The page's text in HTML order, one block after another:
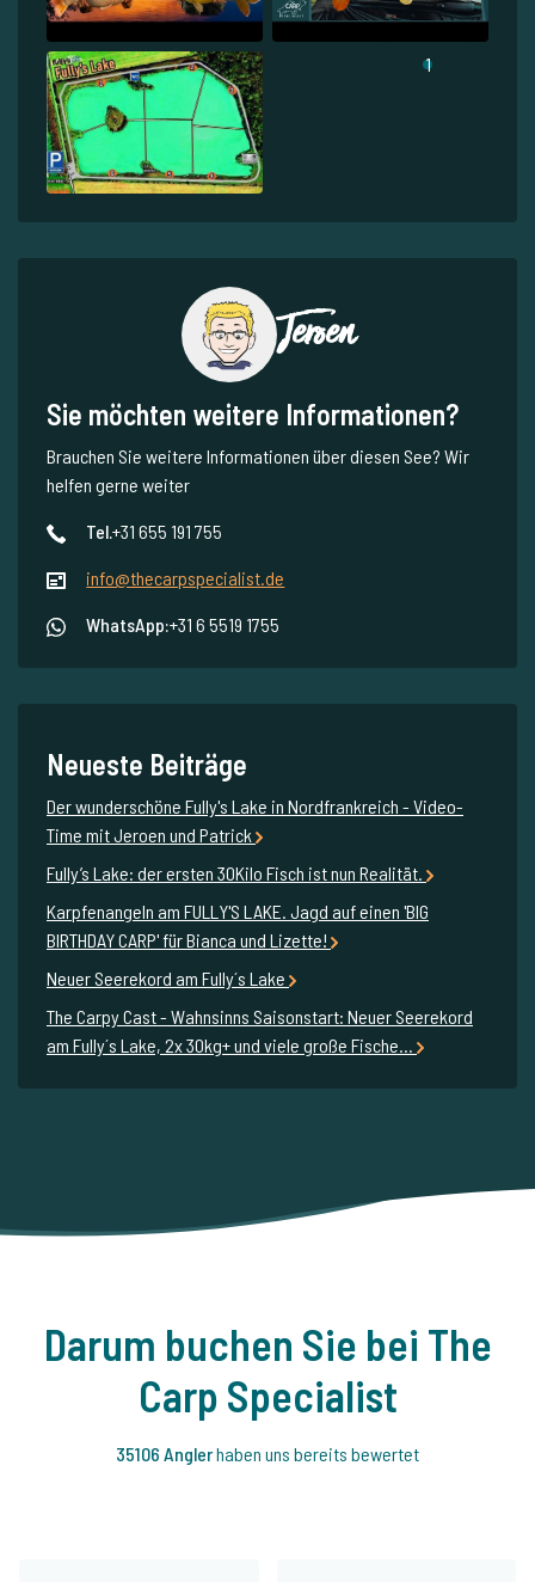
1
Jeroen
Sie möchten weitere Informationen?
Brauchen Sie weitere Informationen über diesen See? Wir
helfen gerne weiter
Tel.+31 655 191 755
info@thecarpspecialist.de
WhatsApp:+31 6 5519 1755
Neueste Beiträge
Der wunderschöne Fully's Lake in Nordfrankreich - Video-
Time mit Jeroen und Patrick
Fully’s Lake: der ersten 30Kilo Fisch ist nun Realität.
Karpfenangeln am FULLY'S LAKE. Jagd auf einen 'BIG
BIRTHDAY CARP' für Bianca und Lizette!
Neuer Seerekord am Fully´s Lake
The Carpy Cast - Wahnsinns Saisonstart: Neuer Seerekord
am Fully´s Lake, 2x 30kg+ und viele große Fische...
Darum buchen Sie bei The
Carp Specialist
35106 Anglerhaben uns bereits bewertet